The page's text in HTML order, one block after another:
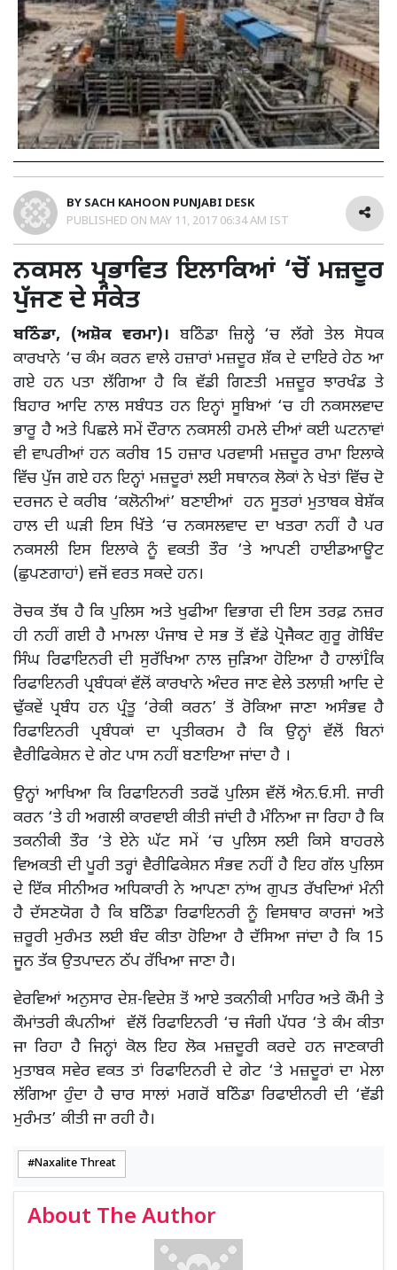
BY SACH KAHOON PUNJABI DESK
PUBLISHED ON MAY 11, 2017 06:34 AM IST
ਨਕਸਲ ਪ੍ਰਭਾਵਿਤ ਇਲਾਕਿਆਂ ‘ਚੋਂ ਮਜ਼ਦੂਰ
ਪੁੱਜਣ ਦੇ ਸੰਕੇਤ
ਬਠਿੰਡਾ, (ਅਸ਼ੋਕ ਵਰਮਾ)। ਬਠਿੰਡਾ ਜ਼ਿਲ੍ਹੇ ‘ਚ ਲੱਗੇ ਤੇਲ ਸੋਧਕ
ਕਾਰਖਾਨੇ ‘ਚ ਕੰਮ ਕਰਨ ਵਾਲੇ ਹਜ਼ਾਰਾਂ ਮਜ਼ਦੂਰ ਸ਼ੱਕ ਦੇ ਦਾਇਰੇ ਹੇਠ ਆ
ਗਏ ਹਨ ਪਤਾ ਲੱਗਿਆ ਹੈ ਕਿ ਵੱਡੀ ਗਿਣਤੀ ਮਜ਼ਦੂਰ ਝਾਰਖੰਡ ਤੇ
ਬਿਹਾਰ ਆਦਿ ਨਾਲ ਸਬੰਧਤ ਹਨ ਇਨ੍ਹਾਂ ਸੂਬਿਆਂ ‘ਚ ਹੀ ਨਕਸਲਵਾਦ
ਭਾਰੂ ਹੈ ਅਤੇ ਪਿਛਲੇ ਸਮੇਂ ਦੌਰਾਨ ਨਕਸਲੀ ਹਮਲੇ ਦੀਆਂ ਕਈ ਘਟਨਾਵਾਂ
ਵੀ ਵਾਪਰੀਆਂ ਹਨ ਕਰੀਬ 15 ਹਜ਼ਾਰ ਪਰਵਾਸੀ ਮਜ਼ਦੂਰ ਰਾਮਾ ਇਲਾਕੇ
ਵਿੱਚ ਪੁੱਜ ਗਏ ਹਨ ਇਨ੍ਹਾਂ ਮਜ਼ਦੂਰਾਂ ਲਈ ਸਥਾਨਕ ਲੋਕਾਂ ਨੇ ਖੇਤਾਂ ਵਿੱਚ ਦੋ
ਦਰਜਨ ਦੇ ਕਰੀਬ ‘ਕਲੋਨੀਆਂ’ ਬਣਾਈਆਂ ਹਨ ਸੂਤਰਾਂ ਮੁਤਾਬਕ ਬੇਸ਼ੱਕ
ਹਾਲ ਦੀ ਘੜੀ ਇਸ ਖਿੱਤੇ ‘ਚ ਨਕਸਲਵਾਦ ਦਾ ਖਤਰਾ ਨਹੀਂ ਹੈ ਪਰ
ਨਕਸਲੀ ਇਸ ਇਲਾਕੇ ਨੂੰ ਵਕਤੀ ਤੌਰ ‘ਤੇ ਆਪਣੀ ਹਾਈਡਆਊਟ
(ਛੁਪਣਗਾਹਾਂ) ਵਜੋਂ ਵਰਤ ਸਕਦੇ ਹਨ।
ਰੋਚਕ ਤੱਥ ਹੈ ਕਿ ਪੁਲਿਸ ਅਤੇ ਖੁਫੀਆ ਵਿਭਾਗ ਦੀ ਇਸ ਤਰਫ਼ ਨਜ਼ਰ
ਹੀ ਨਹੀਂ ਗਈ ਹੈ ਮਾਮਲਾ ਪੰਜਾਬ ਦੇ ਸਭ ਤੋਂ ਵੱਡੇ ਪ੍ਰੋਜੈਕਟ ਗੁਰੂ ਗੋਬਿੰਦ
ਸਿੰਘ ਰਿਫਾਇਨਰੀ ਦੀ ਸੁਰੱਖਿਆ ਨਾਲ ਜੁੜਿਆ ਹੋਇਆ ਹੈ ਹਾਲਾਂÎਕਿ
ਰਿਫਾਇਨਰੀ ਪ੍ਰਬੰਧਕਾਂ ਵੱਲੋਂ ਕਾਰਖਾਨੇ ਅੰਦਰ ਜਾਣ ਵੇਲੇ ਤਲਾਸ਼ੀ ਆਦਿ ਦੇ
ਢੁੱਕਵੇਂ ਪ੍ਰਬੰਧ ਹਨ ਪ੍ਰੰਤੂ ‘ਰੇਕੀ ਕਰਨ’ ਤੋਂ ਰੋਕਿਆ ਜਾਣਾ ਅਸੰਭਵ ਹੈ
ਰਿਫਾਇਨਰੀ ਪ੍ਰਬੰਧਕਾਂ ਦਾ ਪ੍ਰਤੀਕਰਮ ਹੈ ਕਿ ਉਨ੍ਹਾਂ ਵੱਲੋਂ ਬਿਨਾਂ
ਵੈਰੀਫਿਕੇਸ਼ਨ ਦੇ ਗੇਟ ਪਾਸ ਨਹੀਂ ਬਣਾਇਆ ਜਾਂਦਾ ਹੈ ।
ਉਨ੍ਹਾਂ ਆਖਿਆ ਕਿ ਰਿਫਾਇਨਰੀ ਤਰਫੋਂ ਪੁਲਿਸ ਵੱਲੋਂ ਐਨ.ਓ.ਸੀ. ਜਾਰੀ
ਕਰਨ ‘ਤੇ ਹੀ ਅਗਲੀ ਕਾਰਵਾਈ ਕੀਤੀ ਜਾਂਦੀ ਹੈ ਮੰਨਿਆ ਜਾ ਰਿਹਾ ਹੈ ਕਿ
ਤਕਨੀਕੀ ਤੌਰ ‘ਤੇ ਏਨੇ ਘੱਟ ਸਮੇਂ ‘ਚ ਪੁਲਿਸ ਲਈ ਕਿਸੇ ਬਾਹਰਲੇ
ਵਿਅਕਤੀ ਦੀ ਪੂਰੀ ਤਰ੍ਹਾਂ ਵੈਰੀਫਿਕੇਸ਼ਨ ਸੰਭਵ ਨਹੀਂ ਹੈ ਇਹ ਗੱਲ ਪੁਲਿਸ
ਦੇ ਇੱਕ ਸੀਨੀਅਰ ਅਧਿਕਾਰੀ ਨੇ ਆਪਣਾ ਨਾਂਅ ਗੁਪਤ ਰੱਖਦਿਆਂ ਮੰਨੀ
ਹੈ ਦੱਸਣਯੋਗ ਹੈ ਕਿ ਬਠਿੰਡਾ ਰਿਫਾਇਨਰੀ ਨੂੰ ਵਿਸਥਾਰ ਕਾਰਜਾਂ ਅਤੇ
ਜ਼ਰੂਰੀ ਮੁਰੰਮਤ ਲਈ ਬੰਦ ਕੀਤਾ ਹੋਇਆ ਹੈ ਦੱਸਿਆ ਜਾਂਦਾ ਹੈ ਕਿ 15
ਜੂਨ ਤੱਕ ਉਤਪਾਦਨ ਠੱਪ ਰੱਖਿਆ ਜਾਣਾ ਹੈ।
ਵੇਰਵਿਆਂ ਅਨੁਸਾਰ ਦੇਸ਼-ਵਿਦੇਸ਼ ਤੋਂ ਆਏ ਤਕਨੀਕੀ ਮਾਹਿਰ ਅਤੇ ਕੌਮੀ ਤੇ
ਕੌਮਾਂਤਰੀ ਕੰਪਨੀਆਂ ਵੱਲੋਂ ਰਿਫਾਇਨਰੀ ‘ਚ ਜੰਗੀ ਪੱਧਰ ‘ਤੇ ਕੰਮ ਕੀਤਾ
ਜਾ ਰਿਹਾ ਹੈ ਜਿਨ੍ਹਾਂ ਕੋਲ ਇਹ ਲੋਕ ਮਜ਼ਦੂਰੀ ਕਰਦੇ ਹਨ ਜਾਣਕਾਰੀ
ਮੁਤਾਬਕ ਸਵੇਰ ਵਕਤ ਤਾਂ ਰਿਫਾਇਨਰੀ ਦੇ ਗੇਟ ‘ਤੇ ਮਜ਼ਦੂਰਾਂ ਦਾ ਮੇਲਾ
ਲੱਗਿਆ ਹੁੰਦਾ ਹੈ ਚਾਰ ਸਾਲਾਂ ਮਗਰੋਂ ਬਠਿੰਡਾ ਰਿਫਾਈਨਰੀ ਦੀ ‘ਵੱਡੀ
ਮੁਰੰਮਤ’ ਕੀਤੀ ਜਾ ਰਹੀ ਹੈ।
Naxalite Threat
About The Author